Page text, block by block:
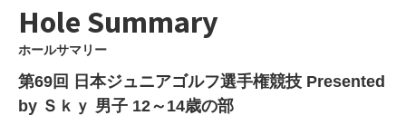
Hole Summary
ホールサマリー
第69回 日本ジュニアゴルフ選手権競技 Presented
by Ｓｋｙ 男子 12～14歳の部